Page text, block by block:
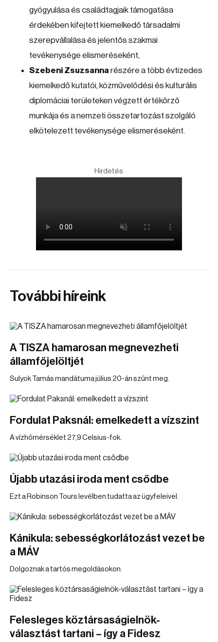
gyógyulása és családtagjaik támogatása
érdekében kifejtett kiemelkedő társadalmi
szerepvállalása és jelentős szakmai
tevékenysége elismeréseként,
Szebeni Zsuzsanna részére a több évtizedes
kiemelkedő kutatói, közművelődési és kulturális
diplomáciai területeken végzett értékőrző
munkája és a nemzeti összetartozást szolgáló
elkötelezett tevékenysége elismeréseként.
Hirdetés
További híreink
A TISZA hamarosan megnevezheti
államfőjelöltjét
Sulyok Tamás mandátuma július 20-án szűnt meg.
Fordulat Paksnál: emelkedett a vízszint
A vízhőmérséklet 27,9 Celsius-fok.
Újabb utazási iroda ment csődbe
Ezt a Robinson Tours levélben tudatta az ügyfeleivel.
Kánikula: sebességkorlátozást vezet be
a MÁV
Dolgoznak a tartós megoldásokon.
Felesleges köztársaságielnök-
választást tartani – így a Fidesz